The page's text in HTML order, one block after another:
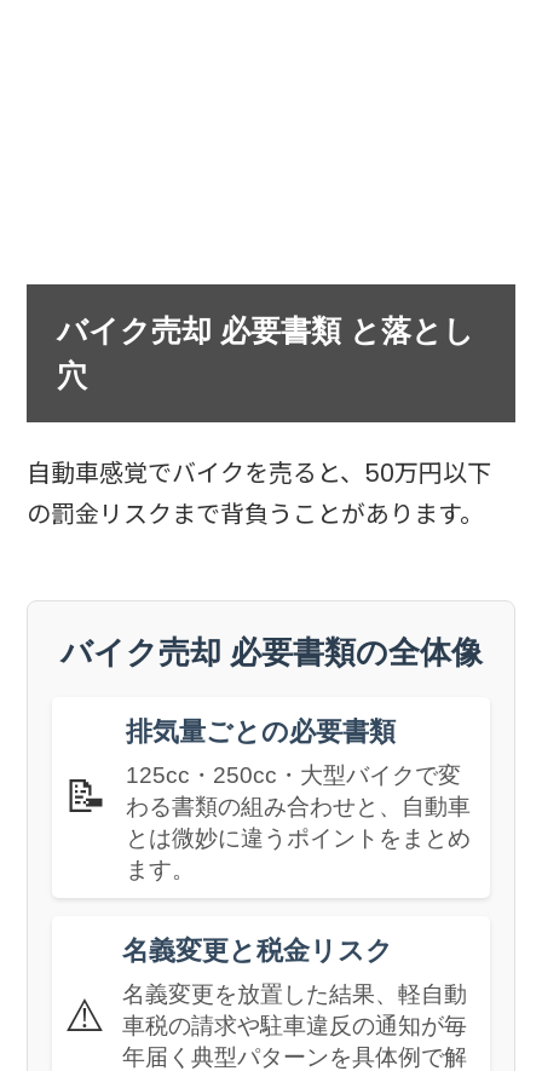
バイク売却 必要書類 と落とし
穴
自動車感覚でバイクを売ると、50万円以下
の罰金リスクまで背負うことがあります。
バイク売却 必要書類の全体像
📝
排気量ごとの必要書類
125cc・250cc・大型バイクで変
わる書類の組み合わせと、自動車
とは微妙に違うポイントをまとめ
ます。
⚠️
名義変更と税金リスク
名義変更を放置した結果、軽自動
車税の請求や駐車違反の通知が毎
年届く典型パターンを具体例で解